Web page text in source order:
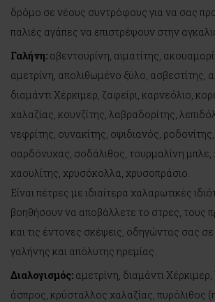
δρόμο σε νέους συντρόφους για να σας
παλιές αγάπες να επιστρέψουν στην
Γαλήνη: αβεντουρίνη, αιματίτης,
αμετρίνη, απολιθωμένο ξύλο, ασβεστίτης,
διαμάντι Χέρκιμερ, ζαφείρι, καρνεόλιο,
χαλαζίας, κουνζίτης, λαβραδορίτης,
νεφρίτης, ουνακίτης, οψιδιανός,
σαρδόνυχας, σοδάλιθος, τουρμαλίνη μπλε,
χαουλίτης, χρυσόκολλα, χρυσοπράσιο.
Είναι πέτρες με ιδιαίτερα χαλαρωτικές
βοηθήσουν να αποβάλλετε το στρες, τους
και τις έντονες σκέψεις, οδηγώντας σας
γαλήνης και απόλυτης ηρεμίας.
Διαλογισμός: αμετρίνη, διαμάντι Χέρκιμερ,
άσπρος, κρύσταλλος χαλαζίας, πυρόλιθος